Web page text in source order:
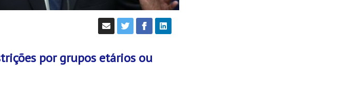
por grupos etários ou